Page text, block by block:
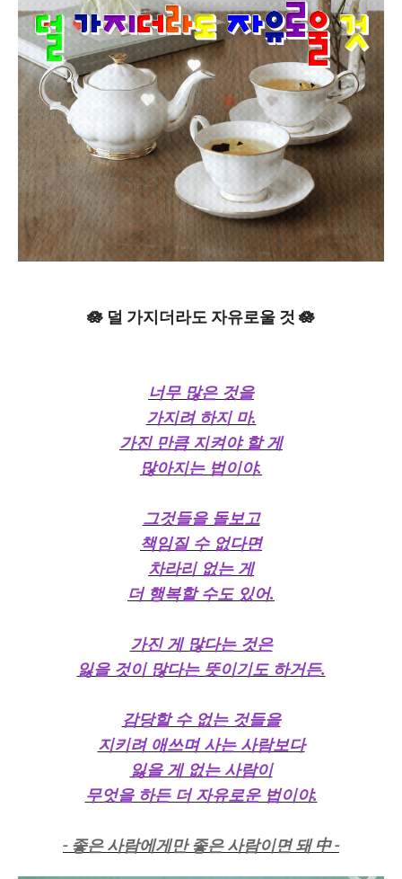
🪷 덜 가지더라도 자유로울 것 🪷
너무 많은 것을
가지려 하지 마.
가진 만큼 지켜야 할 게
많아지는 법이야.
그것들을 돌보고
책임질 수 없다면
차라리 없는 게
더 행복할 수도 있어.
가진 게 많다는 것은
잃을 것이 많다는 뜻이기도 하거든.
감당할 수 없는 것들을
지키려 애쓰며 사는 사람보다
잃을 게 없는 사람이
무엇을 하든 더 자유로운 법이야.
- 좋은 사람에게만 좋은 사람이면 돼 中 -